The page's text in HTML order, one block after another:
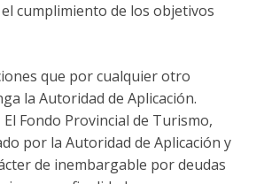
cumplimiento de los objetivos
que por cualquier otro
la Autoridad de Aplicación.
El Fondo Provincial de Turismo,
por la Autoridad de Aplicación y
de inembargable por deudas